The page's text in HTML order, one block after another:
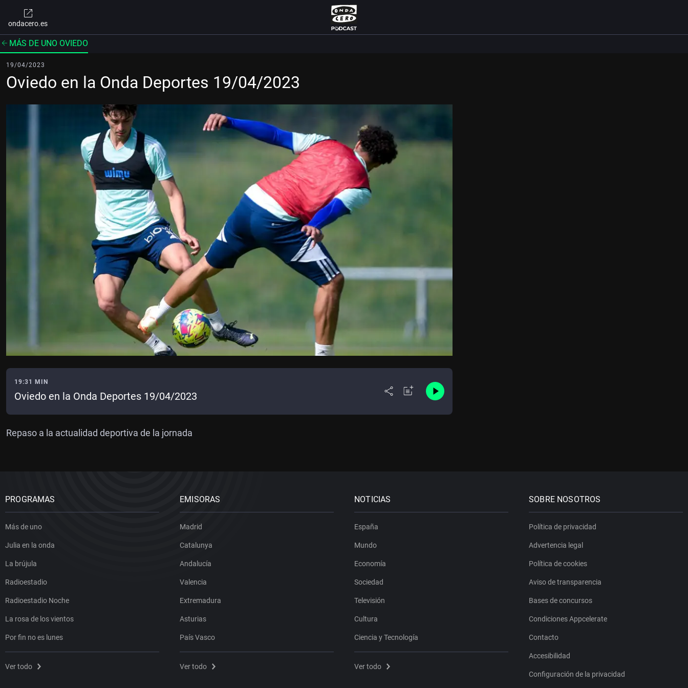
ondacero.es
MÁS DE UNO OVIEDO
19/04/2023
Oviedo en la Onda Deportes 19/04/2023
19:31 MIN
Oviedo en la Onda Deportes 19/04/2023
Repaso a la actualidad deportiva de la jornada
PROGRAMAS
Más de uno
Julia en la onda
La brújula
Radioestadio
Radioestadio Noche
La rosa de los vientos
Por fin no es lunes
Ver todo
EMISORAS
Madrid
Catalunya
Andalucía
Valencia
Extremadura
Asturias
País Vasco
Ver todo
NOTICIAS
España
Mundo
Economía
Sociedad
Televisión
Cultura
Ciencia y Tecnología
Ver todo
SOBRE NOSOTROS
Política de privacidad
Advertencia legal
Política de cookies
Aviso de transparencia
Bases de concursos
Condiciones Appcelerate
Contacto
Accesibilidad
Configuración de la privacidad